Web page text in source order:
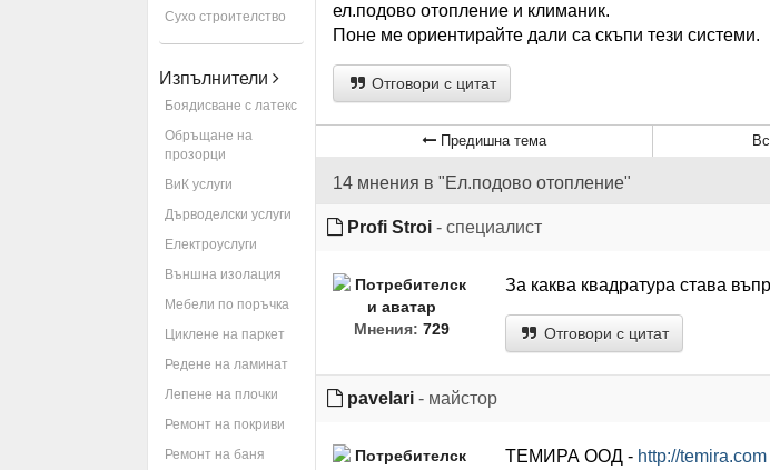
Сухо строителство
Изпълнители
Боядисване с латекс
Обръщане на
прозорци
ВиК услуги
Дърводелски услуги
Електроуслуги
Външна изолация
Мебели по поръчка
Циклене на паркет
Редене на ламинат
Лепене на плочки
Ремонт на покриви
Ремонт на баня
ел.подово отопление и климаник.
Поне ме ориентирайте дали са скъпи тези системи.
Отговори с цитат
Предишна тема
14 мнения в "Ел.подово отопление"
Profi Stroi - специалист
Мнения: 729
За каква квадратура става
Отговори с цитат
pavelari - майстор
ТЕМИРА ООД - http://temira.com